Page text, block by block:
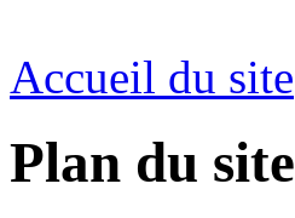
Accueil du site
Plan du site